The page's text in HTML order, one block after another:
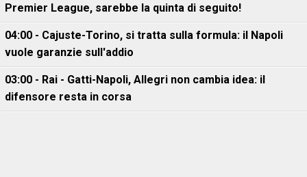
Premier League, sarebbe la quinta di seguito!
04:00 - Cajuste-Torino, si tratta sulla formula: il Napoli
vuole garanzie sull'addio
03:00 - Rai - Gatti-Napoli, Allegri non cambia idea: il
difensore resta in corsa